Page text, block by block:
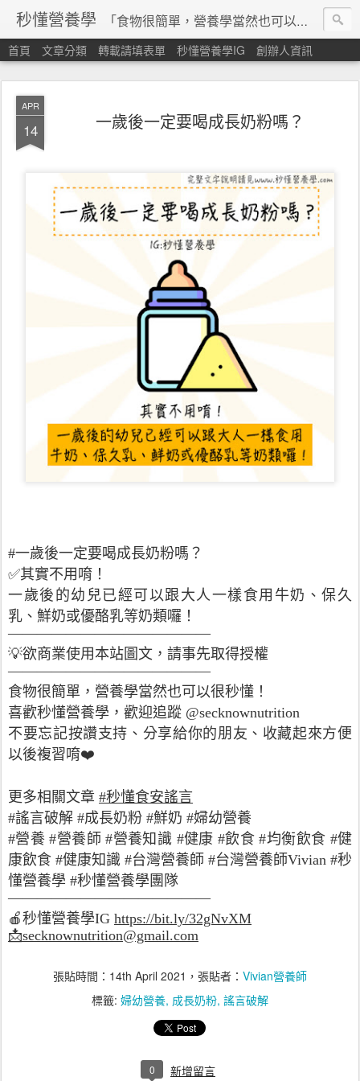
秒懂營養學 「食物很簡單，營養學當然也可以很秒懂」 本站由台灣營養師經營，非商業轉載請填寫
首頁 文章分類 轉載請填表單 秒懂營養學IG 創辦人資訊
APR
14 一歲後一定要喝成長奶粉嗎？
#一歲後一定要喝成長奶粉嗎？
✅其實不用唷！
一歲後的幼兒已經可以跟大人一樣食用牛奶、保久
乳、鮮奶或優酪乳等奶類囉！
——————————————
💡欲商業使用本站圖文，請事先取得授權
——————————————
食物很簡單，營養學當然也可以很秒懂！
喜歡秒懂營養學，歡迎追蹤 @secknownutrition
不要忘記按讚支持、分享給你的朋友、收藏起來方便
以後複習唷❤️
更多相關文章 #秒懂食安謠言
#謠言破解 #成長奶粉 #鮮奶 #婦幼營養
#營養 #營養師 #營養知識 #健康 #飲食 #均衡飲食 #健
康飲食 #健康知識 #台灣營養師 #台灣營養師Vivian #秒
懂營養學 #秒懂營養學團隊
——————————————
🍎秒懂營養學IG https://bit.ly/32gNvXM
📩secknownutrition@gmail.com
張貼時間： 14th April 2021 ，張貼者： Vivian營養師
標籤: 婦幼營養 成長奶粉 謠言破解
0 新增留言